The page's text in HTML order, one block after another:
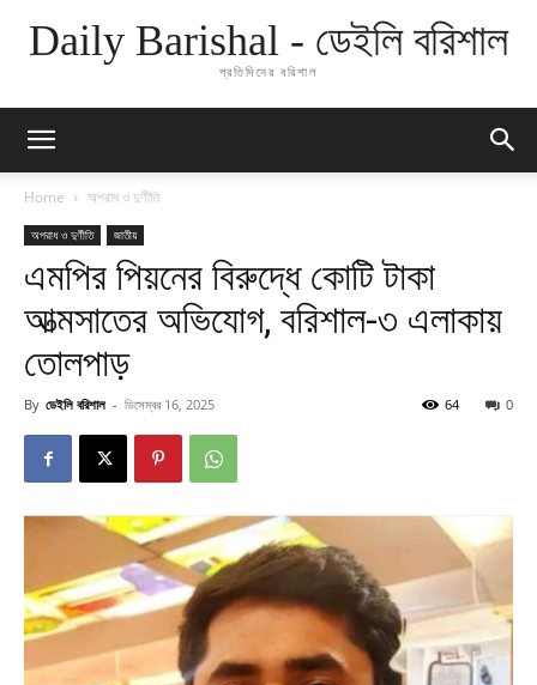
Daily Barishal - ডেইলি বরিশাল
প্রতিদিনের বরিশাল
Home অপরাধ ও দুর্ণীতি
অপরাধ ও দুর্ণীতি জাতীয়
এমপির পিয়নের বিরুদ্ধে কোটি টাকা
আত্মসাতের অভিযোগ, বরিশাল-৩ এলাকায়
তোলপাড়
By ডেইলি বরিশাল - ডিসেম্বর 16, 2025 0
64